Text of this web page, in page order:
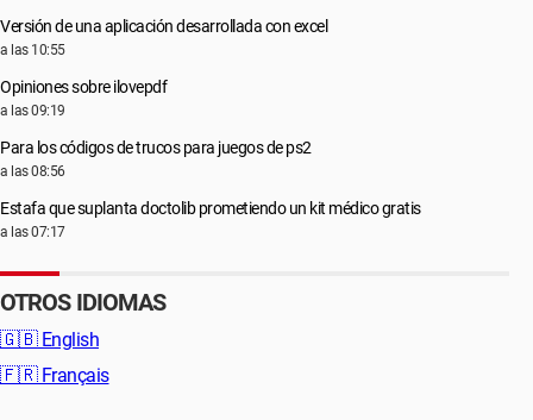
Versión de una aplicación desarrollada con excel
a las 10:55
Opiniones sobre ilovepdf
a las 09:19
Para los códigos de trucos para juegos de ps2
a las 08:56
Estafa que suplanta doctolib prometiendo un kit médico gratis
a las 07:17
OTROS IDIOMAS
🇬🇧 English
🇫🇷 Français